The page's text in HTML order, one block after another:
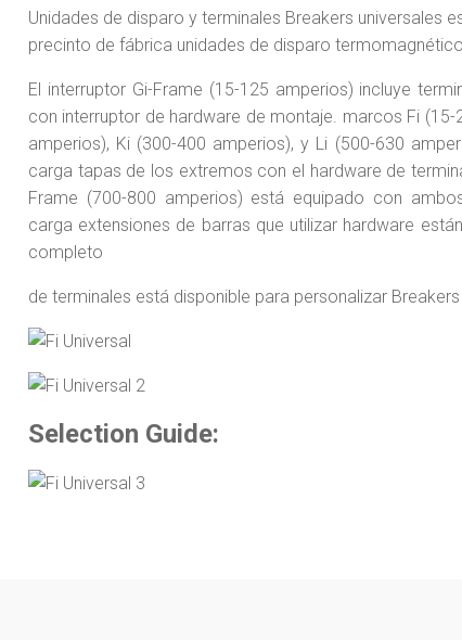
Unidades de disparo y terminales Breakers universales
precinto de fábrica unidades de disparo
El interruptor Gi-Frame (15-125 amperios) incluye
con interruptor de hardware de montaje. marcos Fi
amperios), Ki (300-400 amperios), y Li (500-630
carga tapas de los extremos con el hardware de
Frame (700-800 amperios) está equipado con
carga extensiones de barras que utilizar hardware
completo
de terminales está disponible para personalizar
Selection Guide: